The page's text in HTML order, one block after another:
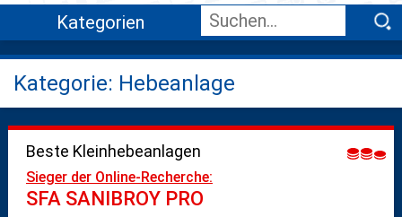
Kategorien
Kategorie: Hebeanlage
Beste Kleinhebeanlagen
Sieger der Online-Recherche:
SFA SANIBROY PRO